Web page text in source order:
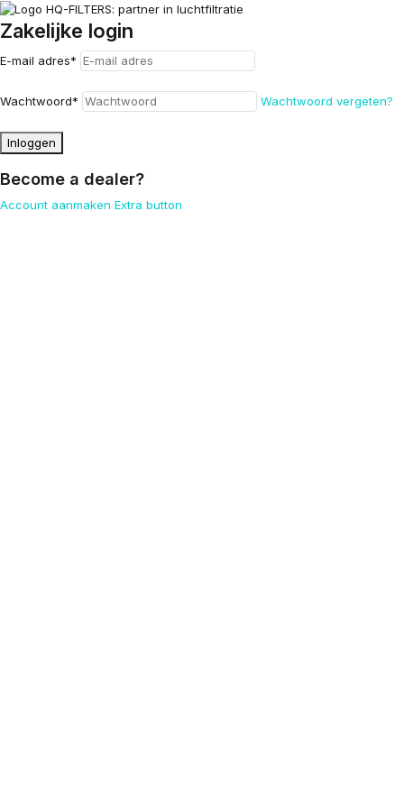
Zakelijke login
E-mail adres*
Wachtwoord* Wachtwoord vergeten?
Inloggen
Become a dealer?
Account aanmaken Extra button